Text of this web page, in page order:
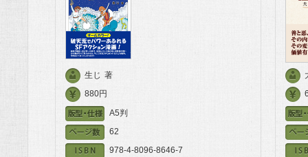
生じ 著
880円
A5判
62
978-4-8096-8646-7